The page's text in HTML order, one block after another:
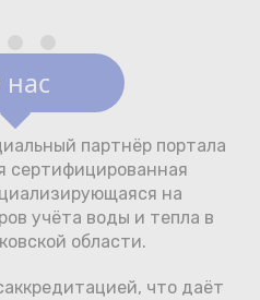
партнёр портала
сертифицированная
на
учёта воды и тепла в
области.
что даёт